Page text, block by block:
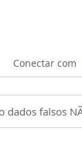
Conectar com